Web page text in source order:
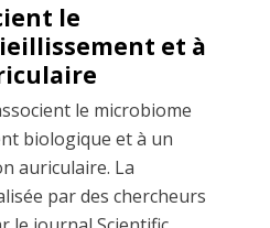
le
et à
le microbiome
biologique et à un
auriculaire. La
par des chercheurs